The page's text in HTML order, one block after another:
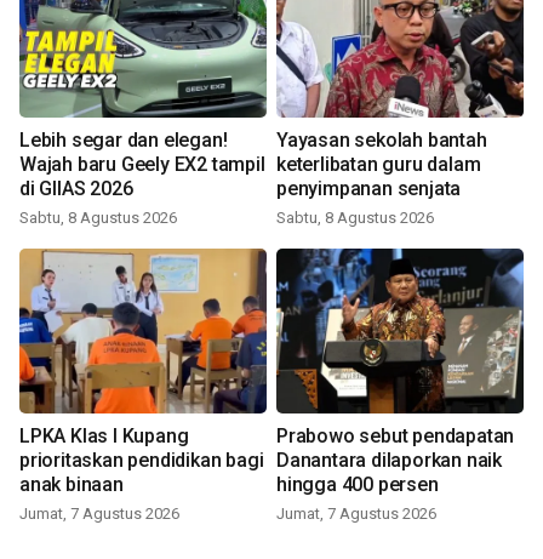
Lebih segar dan elegan!
Wajah baru Geely EX2 tampil
di GIIAS 2026
Sabtu, 8 Agustus 2026
Yayasan sekolah bantah
keterlibatan guru dalam
penyimpanan senjata
Sabtu, 8 Agustus 2026
LPKA Klas I Kupang
prioritaskan pendidikan bagi
anak binaan
Jumat, 7 Agustus 2026
Prabowo sebut pendapatan
Danantara dilaporkan naik
hingga 400 persen
Jumat, 7 Agustus 2026